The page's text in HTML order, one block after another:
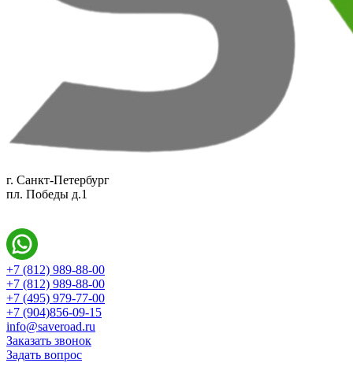
г. Санкт-Петербург
пл. Победы д.1
+7 (812) 989-88-00
+7 (812) 989-88-00
+7 (495) 979-77-00
+7 (904)856-09-15
info@saveroad.ru
Заказать звонок
Задать вопрос